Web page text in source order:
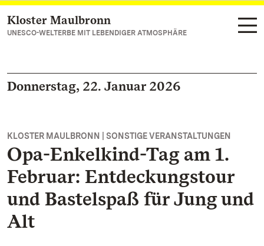
Zum Hauptinhalt springen
Kloster Maulbronn
UNESCO-WELTERBE MIT LEBENDIGER ATMOSPHÄRE
Donnerstag, 22. Januar 2026
KLOSTER MAULBRONN | SONSTIGE VERANSTALTUNGEN
Opa-Enkelkind-Tag am 1.
Februar: Entdeckungstour
und Bastelspaß für Jung und
Alt